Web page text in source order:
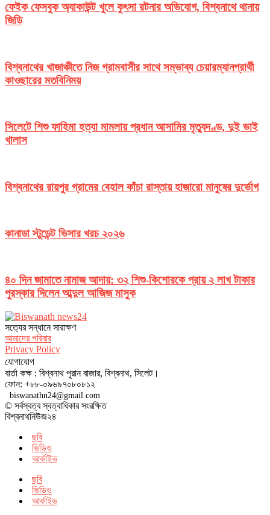
ফেইক ফেসবুক অ্যাকাউন্ট খুলে কুৎসা রটনার অভিযোগ, বিশ্বনাথে থানায়
জিডি
বিশ্বনাথের খাজাঞ্চীতে নিজ গ্রামবাসীর সাথে সম্ভাব্য চেয়ারম্যানপ্রার্থী
কাওছারের মতবিনিময়
সিলেটে শিশু ফাহিমা হত্যা মামলায় প্রধান আসামির মৃত্যুদণ্ড, দুই ভাই
খালাস
বিশ্বনাথের রায়পুর গ্রামের বেহাল কাঁচা রাস্তায় হাজারো মানুষের দুর্ভোগ
কানাডা স্টুডেন্ট ভিসার খরচ ২০২৬
৪০ দিন জামাতে নামাজ আদায়: ৩২ শিশু-কিশোরকে প্রায় ২ লাখ টাকার
পুরস্কার দিলেন আব্দুল আজিজ মাসুক
সত‌্যের সন্ধানে সারাক্ষণ
আমাদের পরিবার
Privacy Policy
যোগাযোগ
বার্তা কক্ষ : বিশ্বনাথ পুরান বাজার, বিশ্বনাথ, সিলেট।
ফোন: +৮৮-০৯৬৯৭০৮০৮১২
biswanathn24@gmail.com
© সর্বস্বত্ব স্বত্বাধিকার সংরক্ষিত
বিশ্বনাথনিউজ২৪
ছবি
ভিডিও
আর্কাইভ
ছবি
ভিডিও
আর্কাইভ